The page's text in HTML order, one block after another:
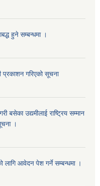
हुने सम्बन्धमा ।
प्रकाशन गरिएको सूचना
बसेका उद्यमीलाई राष्ट्रिय सम्मान
।
लागि आवेदन पेश गर्ने सम्बन्धमा ।